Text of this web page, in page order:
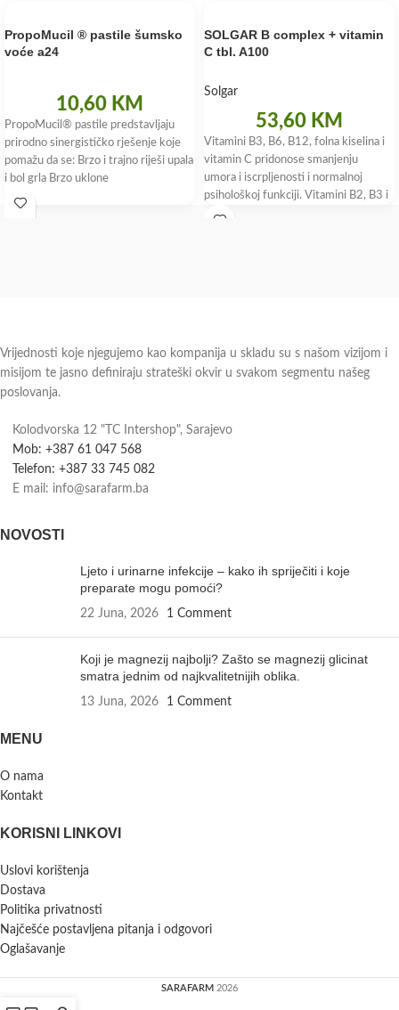
PropoMucil ® pastile šumsko
voće a24
10,60 KM
PropoMucil® pastile predstavljaju
prirodno sinergističko rješenje koje
pomažu da se: Brzo i trajno riješi upala
i bol grla Brzo uklone
SOLGAR B complex + vitamin
C tbl. A100
Solgar
53,60 KM
Vitamini B3, B6, B12, folna kiselina i
vitamin C pridonose smanjenju
umora i iscrpljenosti i normalnoj
psihološkoj funkciji. Vitamini B2, B3 i
biotin pridonose
Vrijednosti koje njegujemo kao kompanija u skladu su s našom vizijom i
misijom te jasno definiraju strateški okvir u svakom segmentu našeg
poslovanja.
Kolodvorska 12 "TC Intershop", Sarajevo
Mob: +387 61 047 568
Telefon: +387 33 745 082
E mail: info@sarafarm.ba
NOVOSTI
Ljeto i urinarne infekcije – kako ih spriječiti i koje
preparate mogu pomoći?
22 Juna, 2026 1 Comment
Koji je magnezij najbolji? Zašto se magnezij glicinat
smatra jednim od najkvalitetnijih oblika.
13 Juna, 2026 1 Comment
MENU
O nama
Kontakt
KORISNI LINKOVI
Uslovi korištenja
Dostava
Politika privatnosti
Najčešće postavljena pitanja i odgovori
Oglašavanje
SARAFARM 2026